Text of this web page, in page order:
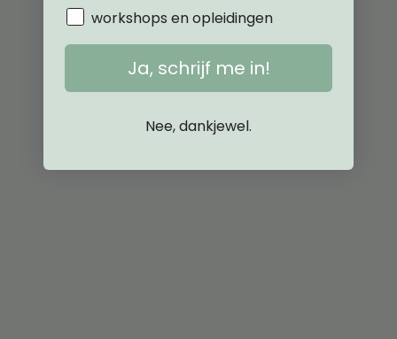
workshops en opleidingen
Ja, schrijf me in!
Nee, dankjewel.